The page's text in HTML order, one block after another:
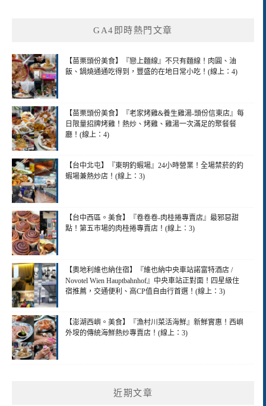
GA4即時熱門文章
【苗栗頭份美食】『戀上麵線』不只有麵線！肉圓、油
飯、鍋燒通通吃得到，豐盛的在地日常小吃！(線上：4)
【苗栗頭份美食】『老家烤雞&養生雞湯-頭份信東店』每
日限量招牌烤雞！熱炒、烤雞、雞湯一次滿足的聚餐餐
廳！(線上：4)
【台中北屯】『東明釣蝦場』24小時營業！全場禁菸的釣
蝦場兼熱炒店！(線上：3)
【台中西區。美食】『卷卷卷-肉桂捲專賣店』最邪惡甜
點！第五市場的肉桂捲專賣店！(線上：3)
【奧地利維也納住宿】『維也納中央車站諾富特酒店 /
Novotel Wien Hauptbahnhof』中央車站正對面！四星級住
宿推薦，交通便利、高CP值自由行首選！(線上：3)
【澎湖西嶼。美食】『漁村川菜活海鮮』新鮮實惠！西嶼
外垵的傳統海鮮熱炒專賣店！(線上：3)
近期文章